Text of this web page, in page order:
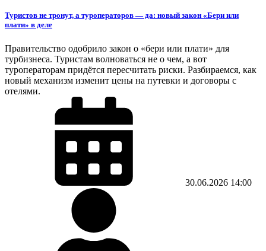
Туристов не тронут, а туроператоров — да: новый закон «Бери или
плати» в деле
Правительство одобрило закон о «бери или плати» для
турбизнеса. Туристам волноваться не о чем, а вот
туроператорам придётся пересчитать риски. Разбираемся, как
новый механизм изменит цены на путевки и договоры с
отелями.
30.06.2026 14:00